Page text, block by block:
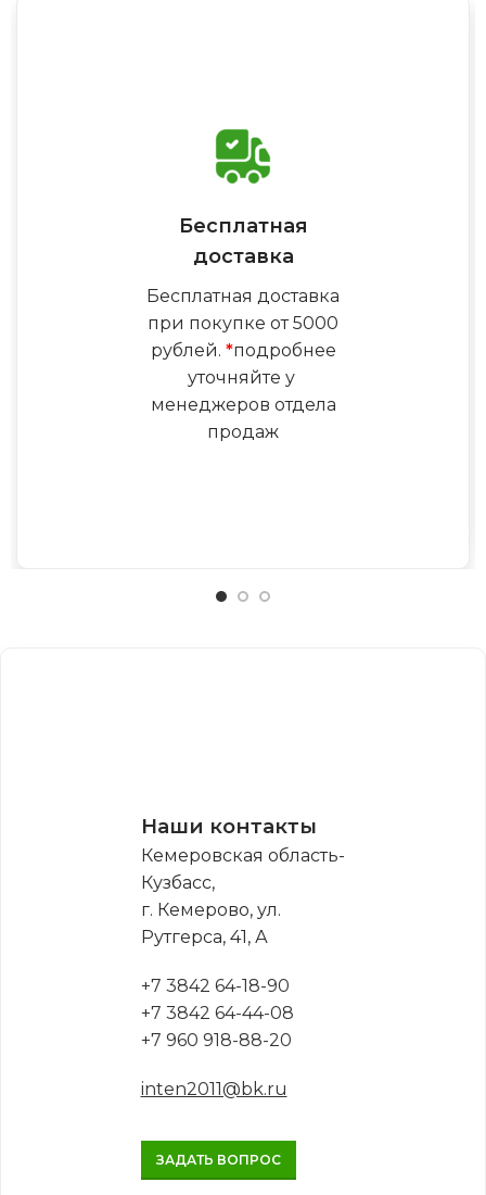
Бесплатная
доставка
Бесплатная доставка
при покупке от 5000
рублей. *подробнее
уточняйте у
менеджеров отдела
продаж
Наши контакты
Кемеровская область-
Кузбасс,
г. Кемерово, ул.
Рутгерса, 41, А
+7 3842 64-18-90
+7 3842 64-44-08
+7 960 918-88-20
inten2011@bk.ru
ЗАДАТЬ ВОПРОС